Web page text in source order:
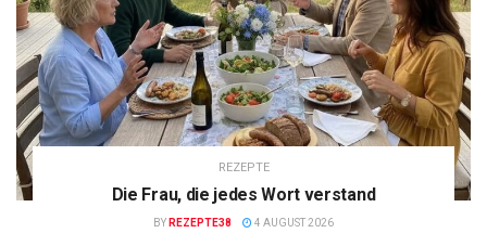
REZEPTE
Die Frau, die jedes Wort verstand
BY REZEPTE38 4 AUGUST 2026